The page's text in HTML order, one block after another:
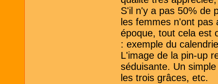
S'il n'y a pas 50% de
les femmes n'ont
époque, tout cela est
: exemple du
L'image de la pin-up
séduisante. Un
les trois grâces, etc.